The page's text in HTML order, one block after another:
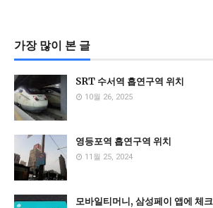
가장 많이 본 글
SRT 수서역 흡연구역 위치
10월 26, 2025
영등포역 흡연구역 위치
11월 25, 2024
모바일티머니, 삼성페이 앱에 체